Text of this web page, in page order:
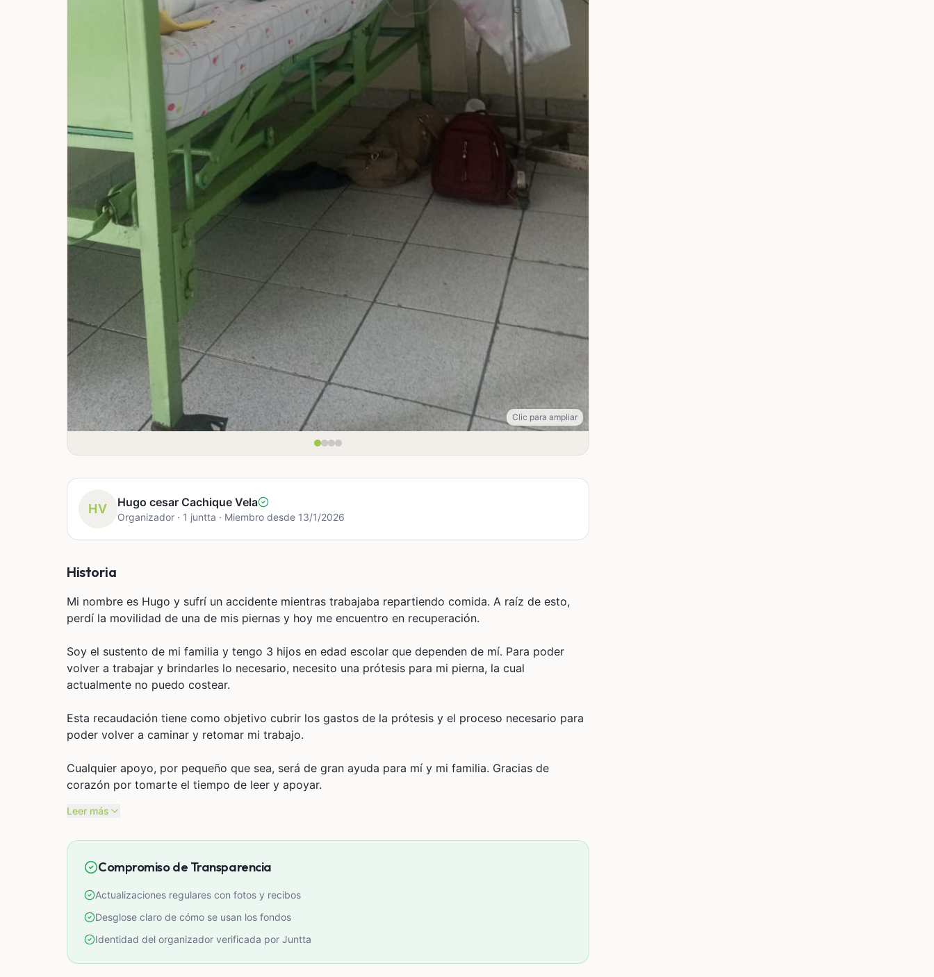
Clic para ampliar
HV Hugo cesar Cachique Vela
Organizador · 1 juntta · Miembro desde 13/1/2026
Historia
Mi nombre es Hugo y sufrí un accidente mientras trabajaba repartiendo comida. A raíz de esto,
perdí la movilidad de una de mis piernas y hoy me encuentro en recuperación.
Soy el sustento de mi familia y tengo 3 hijos en edad escolar que dependen de mí. Para poder
volver a trabajar y brindarles lo necesario, necesito una prótesis para mi pierna, la cual
actualmente no puedo costear.
Esta recaudación tiene como objetivo cubrir los gastos de la prótesis y el proceso necesario para
poder volver a caminar y retomar mi trabajo.
Cualquier apoyo, por pequeño que sea, será de gran ayuda para mí y mi familia. Gracias de
corazón por tomarte el tiempo de leer y apoyar.
Leer más
Compromiso de Transparencia
Actualizaciones regulares con fotos y recibos
Desglose claro de cómo se usan los fondos
Identidad del organizador verificada por Juntta